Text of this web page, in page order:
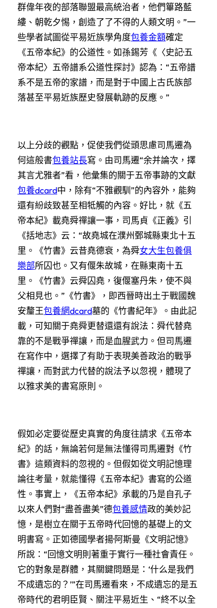
群偉年夜的部落聯盟最高統治者，他們篳路藍
縷、朝乾夕惕，創造了了不得的人類文明。”一
些學者試圖從平易近族學角度包養金額確定
《五帝本紀》的公道性。如孫錫芳《〈史記·五
帝本紀〉五帝譜系公道性探討》認為：“五帝譜
系不是五帝的家譜，而是對于中國上古氏族部
落甚至平易近族歷史發展軌跡的反應。”
以上分歧的觀點，促使我們從頭思慮司馬遷為
何這般書包養站長寫。由司馬遷“余并論次，擇
其言尤雅者”看，他彙集的關于五帝事跡的文獻
包養dcard中，除有“不雅觀馴”的內容外，能夠
還有紛歧致甚至相牴觸的內容。好比，就《五
帝本紀》載堯舜禪讓一事，司馬貞《正義》引
《括地志》云：“故堯城在濮州鄄城縣東北十五
里。《竹書》云昔堯德衰，為舜女大生包養俱
樂部所囚也。又有偃朱故城，在縣東南十五
里。《竹書》云舜囚堯，復偃塞丹朱，使不與
父相見也。”《竹書》，即西晉時出土于戰國魏
安釐王包養網dcard墓的《竹書紀年》。由此記
載，可知關于堯舜更替還還有說法：舜代替堯
靠的不是戰爭禪讓，而是血腥武力。但司馬遷
在寫作中，選擇了有助于表現美善政治的戰爭
禪讓，而對武力代替的說法予以忽視，體現了
以雅求美的書寫原則。
假如必定要從歷史真實的角度往請求《五帝本
紀》的話，無論若何是無法懂得司馬遷對《竹
書》這類資料的忽視的。但假如從文明記憶理
論往考量，就能懂得《五帝本紀》書寫的公道
性。事實上，《五帝本紀》承載的乃是自孔子
以來人們對“盡善盡美”德包養感情政的美妙記
憶，是樹立在關于五帝時代回憶的基礎上的文
明書寫。正如德國學者揚·阿斯曼《文明記憶》
所說：“回憶文明則著重于實行一種社會責任。
它的對象是群體，其關鍵問題是：‘什么是我們
不成遺忘的？’”在司馬遷看來，不成遺忘的是五
帝時代的君明臣賢、關注平易近生、“終不以全